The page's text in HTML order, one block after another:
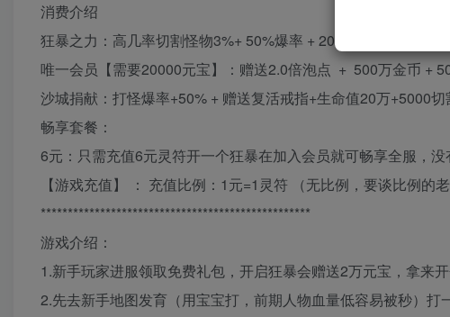
消费介绍
狂暴之力：高几率切割怪物3%+ 50%爆率 + 20%暴击几率+赠送
唯一会员【需要20000元宝】：赠送2.0倍泡点 + 500万金币 +
沙城捐献：打怪爆率+50% + 赠送复活戒指+生命值20万+5000切
畅享套餐：
6元：只需充值6元灵符开一个狂暴在加入会员就可畅享全服，没
【游戏充值】 ： 充值比例：1元=1灵符 （无比例，要谈比例的
**************************************************
游戏介绍：
1.新手玩家进服领取免费礼包，开启狂暴会赠送2万元宝，拿来开
2.先去新手地图发育（用宝宝打，前期人物血量低容易被秒）打